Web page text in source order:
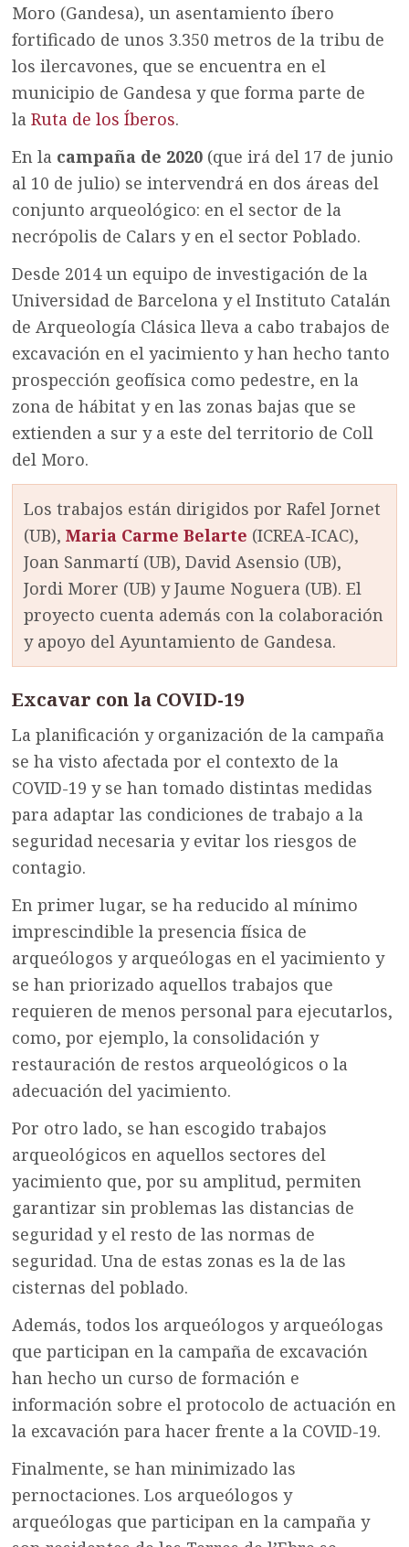
Moro (Gandesa), un asentamiento íbero
fortificado de unos 3.350 metros de la tribu de
los ilercavones, que se encuentra en el
municipio de Gandesa y que forma parte de
laRuta de los Íberos.
En la campaña de 2020 (que irá del 17 de junio
al 10 de julio) se intervendrá en dos áreas del
conjunto arqueológico: en el sector de la
necrópolis de Calars y en el sector Poblado.
Desde 2014 un equipo de investigación de la
Universidad de Barcelona y el Instituto Catalán
de Arqueología Clásica lleva a cabo trabajos de
excavación en el yacimiento y han hecho tanto
prospección geofísica como pedestre, en la
zona de hábitat y en las zonas bajas que se
extienden a sur y a este del territorio de Coll
del Moro.
Los trabajos están dirigidos por Rafel Jornet
(UB),Maria Carme Belarte (ICREA-ICAC),
Joan Sanmartí (UB), David Asensio (UB),
Jordi Morer (UB) y Jaume Noguera (UB). El
proyecto cuenta además con la colaboración
y apoyo del Ayuntamiento de Gandesa.
Excavar con la COVID-19
La planificación y organización de la campaña
se ha visto afectada por el contexto de la
COVID-19 y se han tomado distintas medidas
para adaptar las condiciones de trabajo a la
seguridad necesaria y evitar los riesgos de
contagio.
En primer lugar, se ha reducido al mínimo
imprescindible la presencia física de
arqueólogos y arqueólogas en el yacimiento y
se han priorizado aquellos trabajos que
requieren de menos personal para ejecutarlos,
como, por ejemplo, la consolidación y
restauración de restos arqueológicos o la
adecuación del yacimiento.
Por otro lado, se han escogido trabajos
arqueológicos en aquellos sectores del
yacimiento que, por su amplitud, permiten
garantizar sin problemas las distancias de
seguridad y el resto de las normas de
seguridad. Una de estas zonas es la de las
cisternas del poblado.
Además, todos los arqueólogos y arqueólogas
que participan en la campaña de excavación
han hecho un curso de formación e
información sobre el protocolo de actuación en
la excavación para hacer frente a la COVID-19.
Finalmente, se han minimizado las
pernoctaciones. Los arqueólogos y
arqueólogas que participan en la campaña y